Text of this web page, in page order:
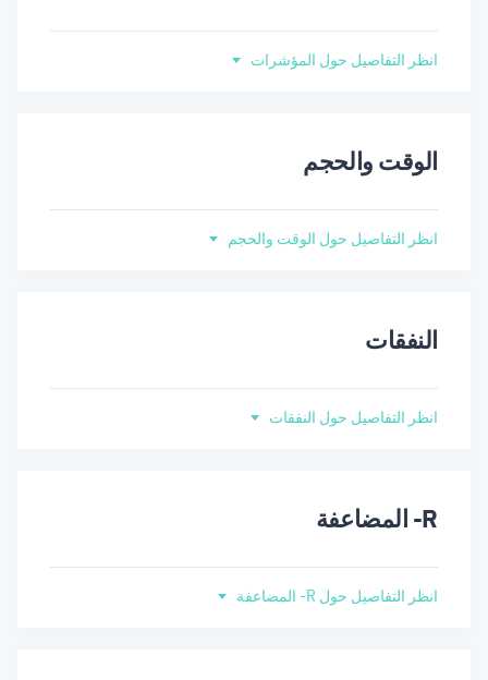
انظر التفاصيل حول المؤشرات
الوقت والحجم
انظر التفاصيل حول الوقت والحجم
النفقات
انظر التفاصيل حول النفقات
R- المضاعفة
انظر التفاصيل حول R- المضاعفة